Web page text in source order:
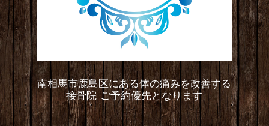
南相馬市鹿島区にある体の痛みを改善する
接骨院 ご予約優先となります